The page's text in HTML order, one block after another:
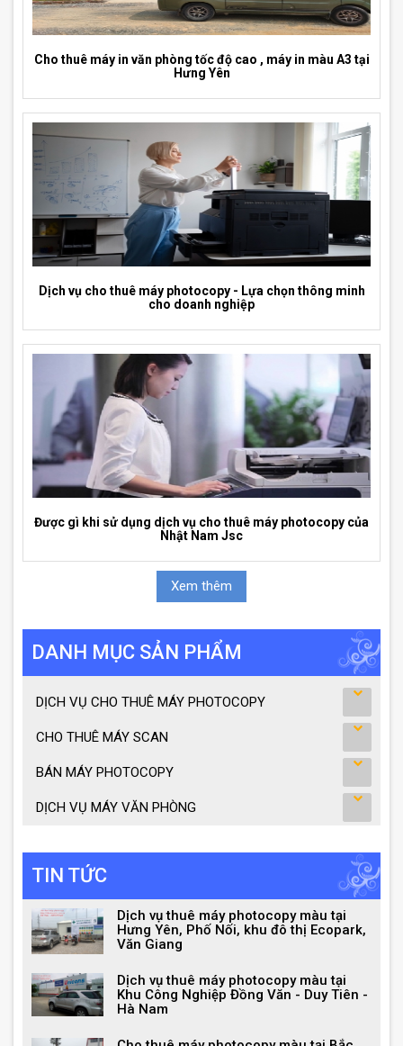
Cho thuê máy in văn phòng tốc độ cao , máy in màu A3 tại
Hưng Yên
Dịch vụ cho thuê máy photocopy - Lựa chọn thông minh
cho doanh nghiệp
Được gì khi sử dụng dịch vụ cho thuê máy photocopy của
Nhật Nam Jsc
Xem thêm
DANH MỤC SẢN PHẨM
DỊCH VỤ CHO THUÊ MÁY PHOTOCOPY
CHO THUÊ MÁY SCAN
BÁN MÁY PHOTOCOPY
DỊCH VỤ MÁY VĂN PHÒNG
TIN TỨC
Dịch vụ thuê máy photocopy màu tại
Hưng Yên, Phố Nối, khu đô thị Ecopark,
Văn Giang
Dịch vụ thuê máy photocopy màu tại
Khu Công Nghiệp Đồng Văn - Duy Tiên -
Hà Nam